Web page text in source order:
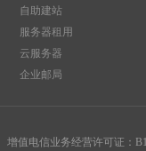
自助建站
服务器租用
云服务器
企业邮局
增值电信业务经营许可证：